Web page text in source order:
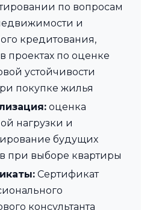
по вопросам
и
кредитования,
проектах по оценке
устойчивости
покупке жилья
оценка
нагрузки и
будущих
при выборе квартиры
Сертификат
консультанта